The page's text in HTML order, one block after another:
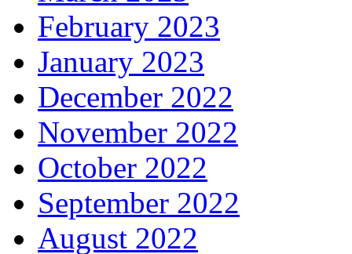
February 2023
January 2023
December 2022
November 2022
October 2022
September 2022
August 2022